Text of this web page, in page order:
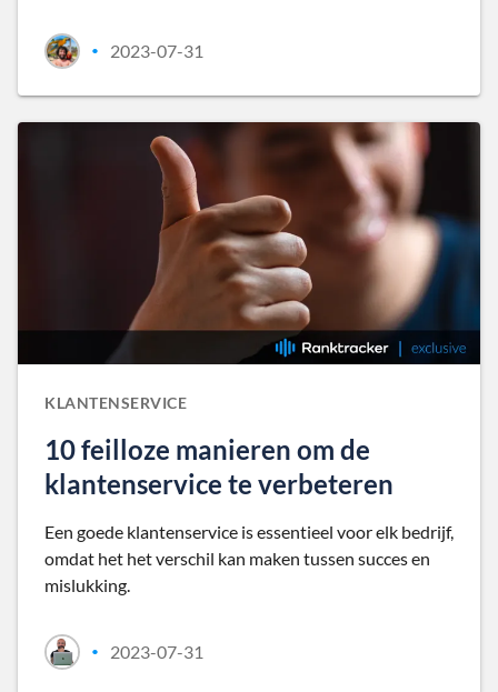
• 2023-07-31
KLANTENSERVICE
10 feilloze manieren om de
klantenservice te verbeteren
Een goede klantenservice is essentieel voor elk bedrijf,
omdat het het verschil kan maken tussen succes en
mislukking.
• 2023-07-31